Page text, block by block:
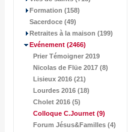
Formation (158)
Sacerdoce (49)
Retraites à la maison (199)
Evénement (2466)
Prier Témoigner 2019
Nicolas de Flüe 2017 (8)
Lisieux 2016 (21)
Lourdes 2016 (18)
Cholet 2016 (5)
Colloque C.Journet (9)
Forum Jésus&Familles (4)